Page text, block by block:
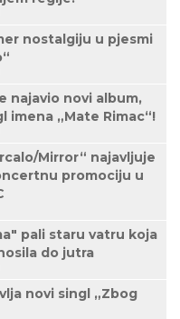
nostalgiju u pjesmi
najavio novi album,
imena „Mate Rimac“!
Mirror“ najavljuje
promociju u
pali staru vatru koja
do jutra
novi singl „Zbog